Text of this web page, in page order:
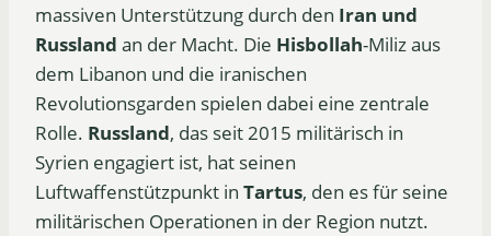
massiven Unterstützung durch den Iran und
Russland an der Macht. Die Hisbollah-Miliz aus
dem Libanon und die iranischen
Revolutionsgarden spielen dabei eine zentrale
Rolle. Russland, das seit 2015 militärisch in
Syrien engagiert ist, hat seinen
Luftwaffenstützpunkt in Tartus, den es für seine
militärischen Operationen in der Region nutzt.